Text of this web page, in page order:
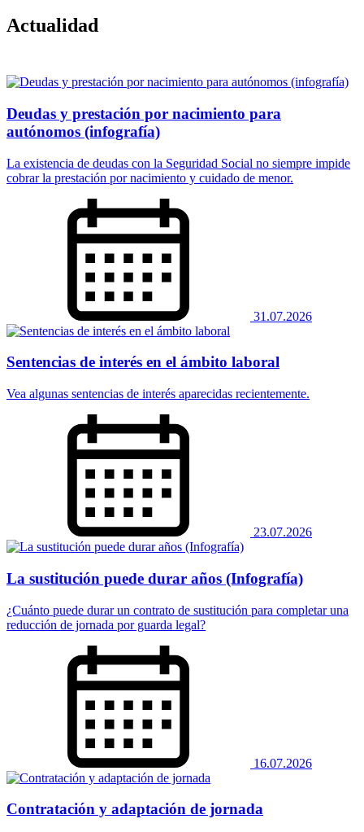
Actualidad
Deudas y prestación por nacimiento para
autónomos (infografía)
La existencia de deudas con la Seguridad Social no siempre impide
cobrar la prestación por nacimiento y cuidado de menor.
31.07.2026
Sentencias de interés en el ámbito laboral
Vea algunas sentencias de interés aparecidas recientemente.
23.07.2026
La sustitución puede durar años (Infografía)
¿Cuánto puede durar un contrato de sustitución para completar una
reducción de jornada por guarda legal?
16.07.2026
Contratación y adaptación de jornada